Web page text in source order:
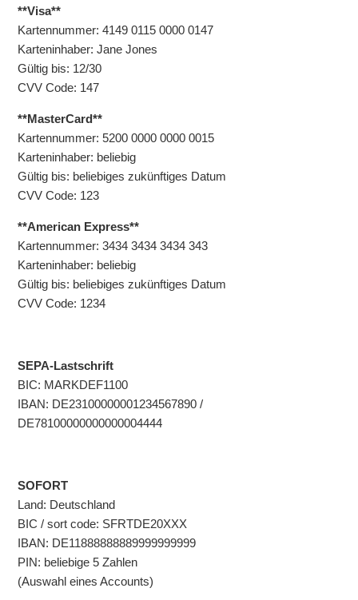
Kann ich den Checkout noch ändern, nachdem ich ihn
erstellt habe?
Google Pay Registration Walkthrough
Apple Pay mit VR Payment Zertifikat einrichten
**Visa**
Kartennummer: 4149 0115 0000 0147
Karteninhaber: Jane Jones
Gültig bis: 12/30
CVV Code: 147
**MasterCard**
Kartennummer: 5200 0000 0000 0015
Karteninhaber: beliebig
Gültig bis: beliebiges zukünftiges Datum
CVV Code: 123
**American Express**
Kartennummer: 3434 3434 3434 343
Karteninhaber: beliebig
Gültig bis: beliebiges zukünftiges Datum
CVV Code: 1234
SEPA-Lastschrift
BIC: MARKDEF1100
IBAN: DE23100000001234567890 /
DE78100000000000004444
SOFORT
Land: Deutschland
BIC / sort code: SFRTDE20XXX
IBAN: DE11888888889999999999
PIN: beliebige 5 Zahlen
(Auswahl eines Accounts)